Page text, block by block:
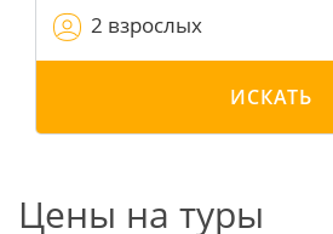
2 взрослых
ИСКАТЬ
Цены на туры